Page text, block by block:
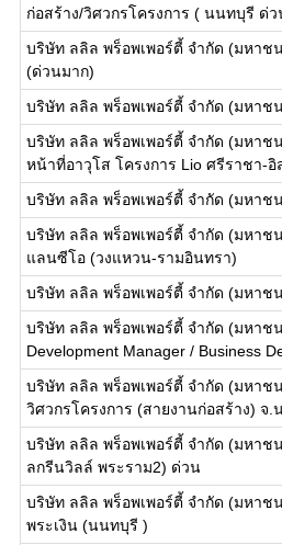
ก่อสร้าง/วิศวกรโครงการ ( นนทบุรี ด่ว
บริษัท ลลิล พร็อพเพอร์ตี้ จำกัด (มหาช
(ด่วนมาก)
บริษัท ลลิล พร็อพเพอร์ตี้ จำกัด (มหาช
บริษัท ลลิล พร็อพเพอร์ตี้ จำกัด (มหาช
หน้าที่อาวุโส โครงการ Lio ศรีราชา-
บริษัท ลลิล พร็อพเพอร์ตี้ จำกัด (มหาช
บริษัท ลลิล พร็อพเพอร์ตี้ จำกัด (มหาช
แลนซีโอ (วงแหวน-รามอินทรา)
บริษัท ลลิล พร็อพเพอร์ตี้ จำกัด (มหาช
บริษัท ลลิล พร็อพเพอร์ตี้ จำกัด (มหาช
Development Manager / Business
บริษัท ลลิล พร็อพเพอร์ตี้ จำกัด (มหาช
วิศวกรโครงการ (สายงานก่อสร้าง) จ.
บริษัท ลลิล พร็อพเพอร์ตี้ จำกัด (มหาช
ลกรีนวิลล์ พระราม2) ด่วน
บริษัท ลลิล พร็อพเพอร์ตี้ จำกัด (มหาช
พระเงิน (นนทบุรี )